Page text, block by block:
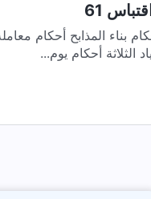
61
بناء المذابح أحكام
أحكام يوم...